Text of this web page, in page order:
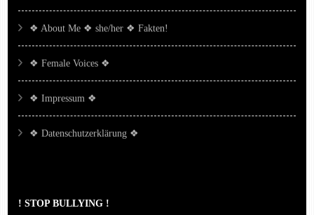
❖ About Me ❖ she/her ❖ Fakten!
❖ Female Voices ❖
❖ Impressum ❖
❖ Datenschutzerklärung ❖
! STOP BULLYING !